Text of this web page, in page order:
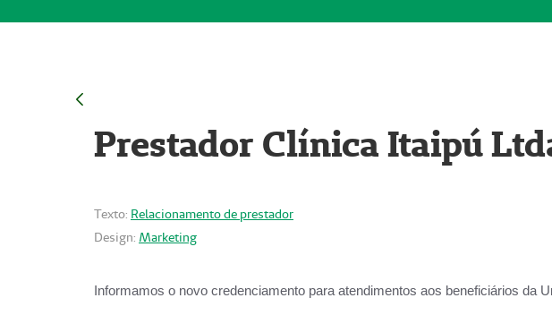
Prestador Clínica Itaipú
Texto: Relacionamento de prestador
Design: Marketing
Informamos o novo credenciamento para atendimentos aos beneficiários da